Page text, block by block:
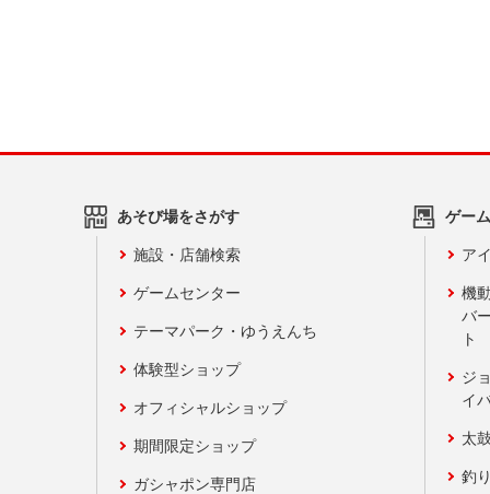
あそび場をさがす
施設・店舗検索
ゲームセンター
テーマパーク・ゆうえんち
体験型ショップ
オフィシャルショップ
期間限定ショップ
ガシャポン専門店
ゲー
ア
機
バ
ト
ジ
イ
太
釣